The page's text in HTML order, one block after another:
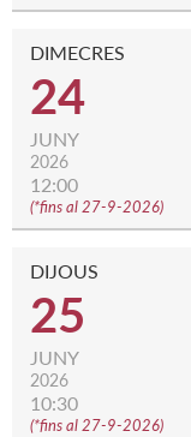
DIMECRES
24
JUNY
2026
12:00
(*fins al 27-9-2026)
DIJOUS
25
JUNY
2026
10:30
(*fins al 27-9-2026)